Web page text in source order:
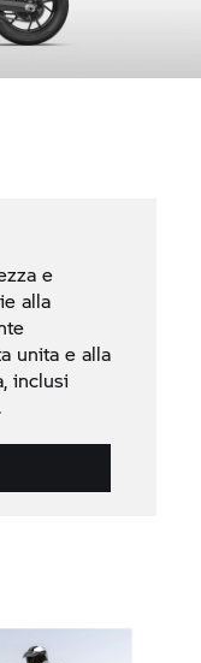
e
alla
unita e alla
inclusi